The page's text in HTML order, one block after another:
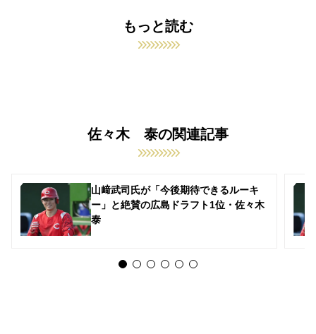
もっと読む
佐々木 泰の関連記事
山﨑武司氏が「今後期待できるルーキ
ー」と絶賛の広島ドラフト1位・佐々木
泰